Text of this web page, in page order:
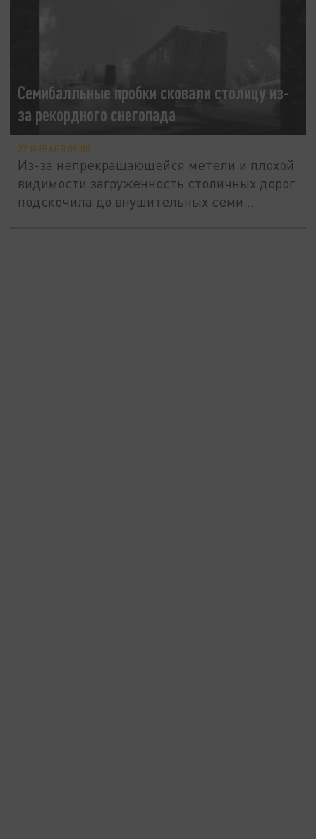
Семибалльные пробки сковали столицу из-
за рекордного снегопада
27 ЯНВАРЯ 09:00
Из-за непрекращающейся метели и плохой
видимости загруженность столичных дорог
подскочила до внушительных семи...